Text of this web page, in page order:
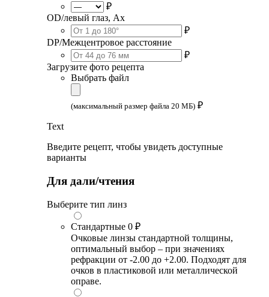
₽
OD/левый глаз, Ax
₽
DP/Межцентровое расстояние
₽
Загрузите фото рецепта
Выбрать файл
(максимальный размер файла 20 МБ) ₽
Text
Введите рецепт, чтобы увидеть доступные
варианты
Для дали/чтения
Выберите тип линз
Стандартные 0 ₽
Очковые линзы стандартной толщины,
оптимальный выбор – при значениях
рефракции от -2.00 до +2.00. Подходят для
очков в пластиковой или металлической
оправе.